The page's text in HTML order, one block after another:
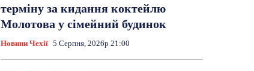
терміну за кидання коктейлю
Молотова у сімейний будинок
Новини Чехії 5 Серпня, 2026р 21:00